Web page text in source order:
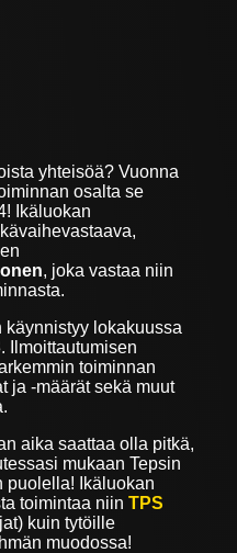
yhteisöä? Vuonna
osalta se
Ikäluokan
, joka vastaa niin
käynnistyy lokakuussa
Ilmoittautumisen
toiminnan
ja -määrät sekä muut
aika saattaa olla pitkä,
mukaan Tepsin
puolella! Ikäluokan
toimintaa niin TPS
kuin tytöille
muodossa!